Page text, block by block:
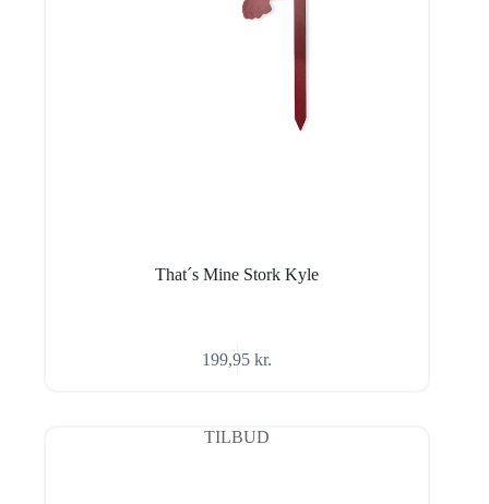
That´s Mine Stork Kyle
199,95kr.
TILBUD